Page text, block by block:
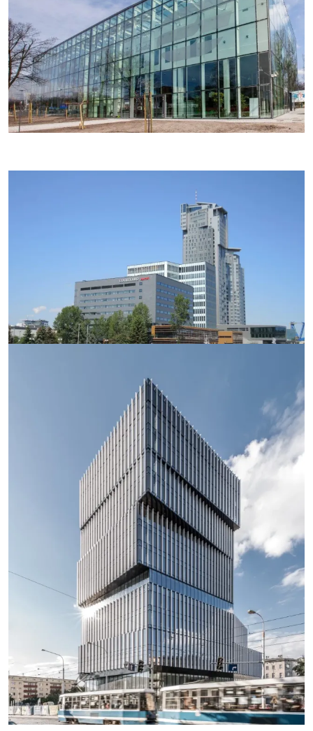
SEE MORE PROJECTS